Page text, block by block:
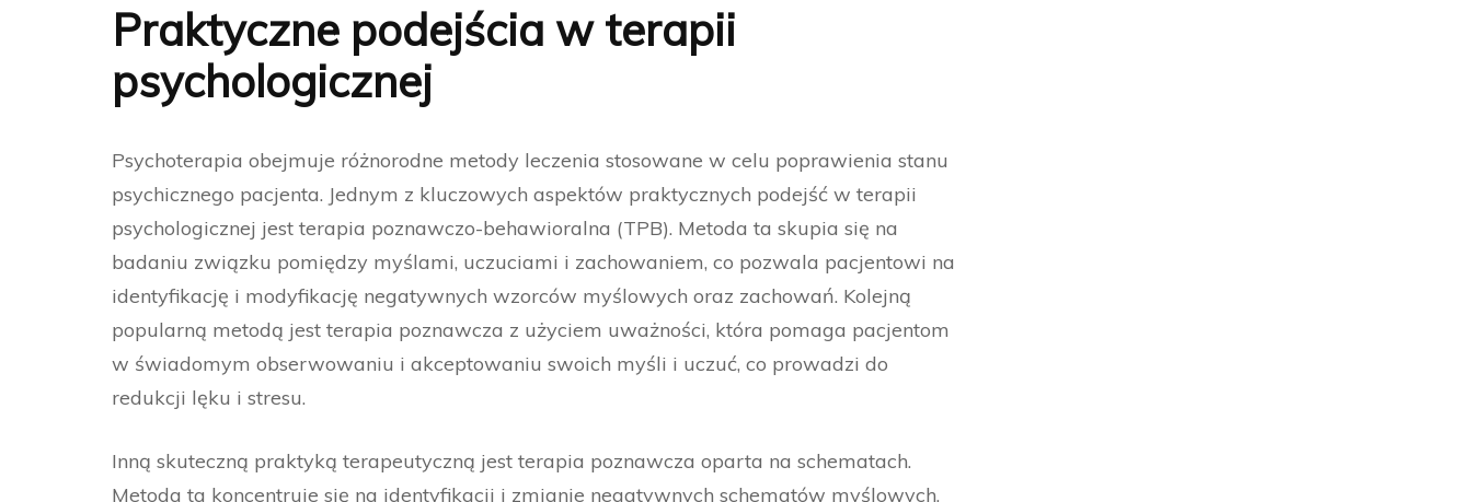
Praktyczne podejścia w terapii
psychologicznej
Psychoterapia obejmuje różnorodne metody leczenia stosowane w celu poprawienia stanu
psychicznego pacjenta. Jednym z kluczowych aspektów praktycznych podejść w terapii
psychologicznej jest terapia poznawczo-behawioralna (TPB). Metoda ta skupia się na
badaniu związku pomiędzy myślami, uczuciami i zachowaniem, co pozwala pacjentowi na
identyfikację i modyfikację negatywnych wzorców myślowych oraz zachowań. Kolejną
popularną metodą jest terapia poznawcza z użyciem uważności, która pomaga pacjentom
w świadomym obserwowaniu i akceptowaniu swoich myśli i uczuć, co prowadzi do
redukcji lęku i stresu.
Inną skuteczną praktyką terapeutyczną jest terapia poznawcza oparta na schematach.
Metoda ta koncentruje się na identyfikacji i zmianie negatywnych schematów myślowych,